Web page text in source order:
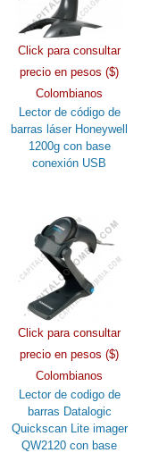
Click para consultar
precio en pesos ($)
Colombianos
Lector de código de
barras láser Honeywell
1200g con base
conexión USB
Click para consultar
precio en pesos ($)
Colombianos
Lector de codigo de
barras Datalogic
Quickscan Lite imager
QW2120 con base